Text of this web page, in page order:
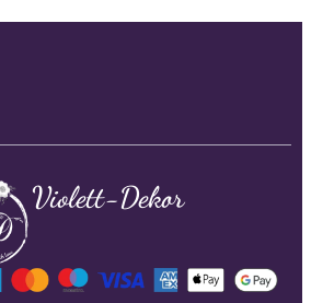
Violett-Dekor